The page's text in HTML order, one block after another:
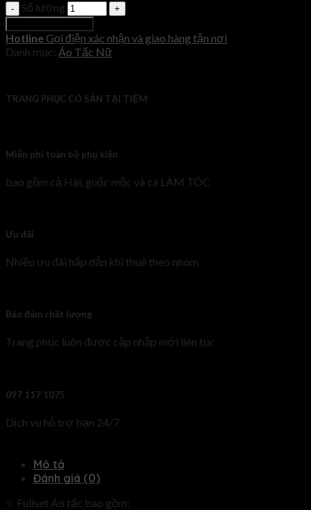
Số lượng
Hotline Gọi điện xác nhận và giao hàng tận nơi
Danh mục: Áo Tấc Nữ
TRANG PHỤC CÓ SẴN TẠI TIỆM
Miễn phí toàn bộ phụ kiện
bao gồm cả Hài, guốc mộc và cà LÀM TÓC
Ưu đãi
Nhiều ưu đãi hấp dẫn khi thuê theo nhóm
Bảo đảm chất lượng
Trang phục luôn được cập nhập mới liên tục
097 117 1075
Dịch vụ hỗ trợ bạn 24/7
Mô tả
Đánh giá (0)
✨ Fullset Áo tấc bao gồm: